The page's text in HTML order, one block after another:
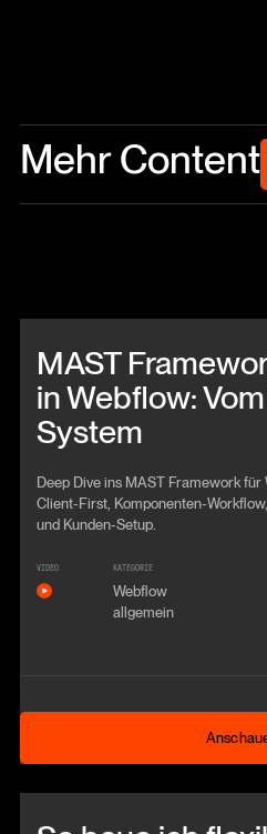
Mehr Content
MAST
in Webflow:
System
Deep Dive ins MAST Framework
Client-First, Komponenten-
und Kunden-Setup.
VIDEO KATEGORIE
Webflow
allgemein
Anschauen